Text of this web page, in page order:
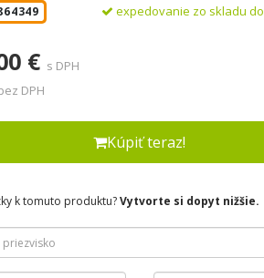
expedovanie zo skladu do
€ s DPH
DPH
Kúpiť teraz!
k tomuto produktu?Vytvorte si dopyt nižšie.